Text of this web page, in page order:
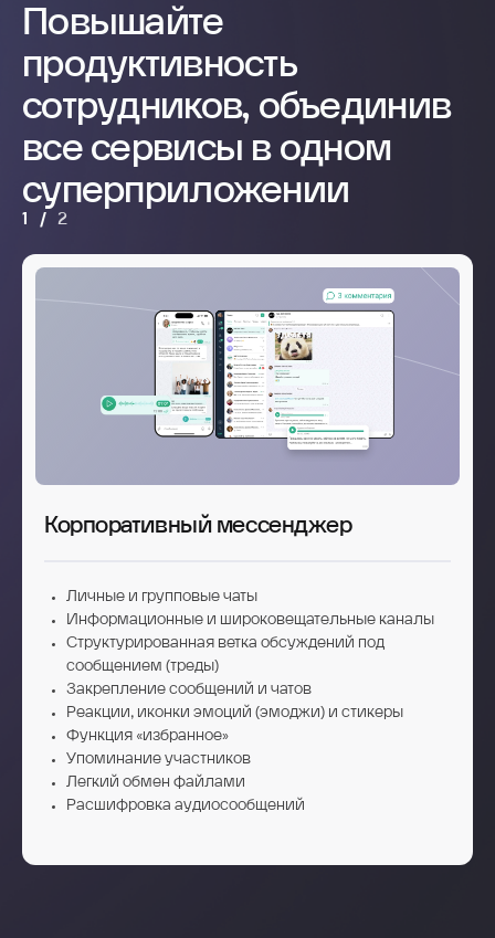
Повышайте
продуктивность
сотрудников, объединив
все сервисы в одном
суперприложении
1 / 2
Корпоративный мессенджер
Личные и групповые чаты
Информационные и широковещательные каналы
Структурированная ветка обсуждений под
сообщением (треды)
Закрепление сообщений и чатов
Реакции, иконки эмоций (эмоджи) и стикеры
Функция «избранное»
Упоминание участников
Легкий обмен файлами
Расшифровка аудиосообщений